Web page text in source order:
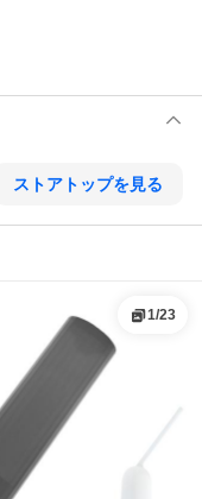
ストアトップを見る
1/23